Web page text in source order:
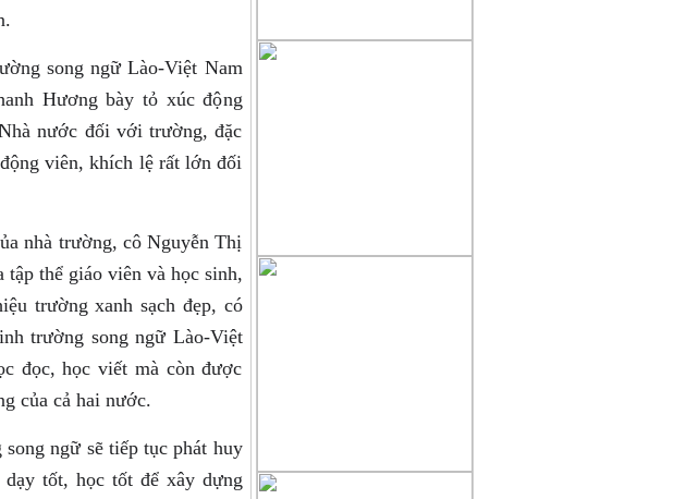
song ngữ Lào-Việt Nam
Hương bày tỏ xúc động
nước đối với trường, đặc
viên, khích lệ rất lớn đối
nhà trường, cô Nguyễn Thị
thể giáo viên và học sinh,
trường xanh sạch đẹp, có
trường song ngữ Lào-Việt
đọc, học viết mà còn được
của cả hai nước.
ngữ sẽ tiếp tục phát huy
tốt, học tốt để xây dựng